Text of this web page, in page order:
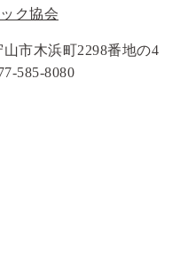
山市木浜町2298番地の4
585-8080